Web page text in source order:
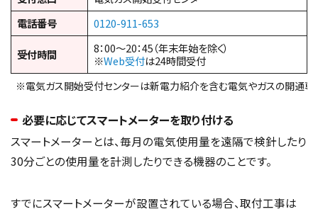
電話番号
0120-911-653
受付時間
8：00～20：45（年末年始を除く）
※Web受付は24時間受付
※電気ガス開始受付センターは新電力紹介を含む電気やガスの開通専
必要に応じてスマートメーターを取り付ける
スマートメーターとは、毎月の電気使用量を遠隔で検針したり
30分ごとの使用量を計測したりできる機器のことです。
すでにスマートメーターが設置されている場合、取付工事は